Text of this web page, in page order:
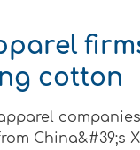
cotton
China&#39;s